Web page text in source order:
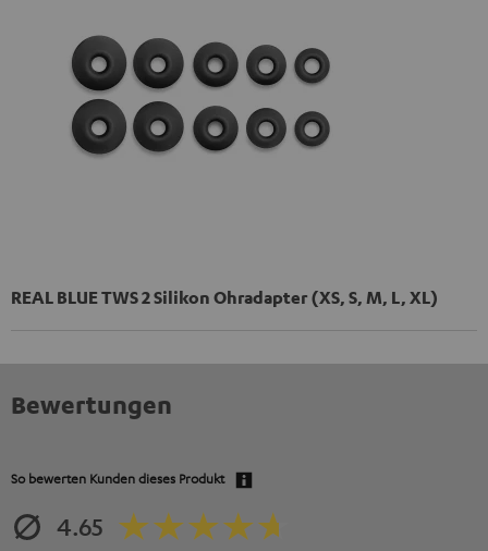
REAL BLUE TWS 2 Silikon Ohradapter (XS, S, M, L, XL)
Bewertungen
So bewerten Kunden dieses Produkt
4.65